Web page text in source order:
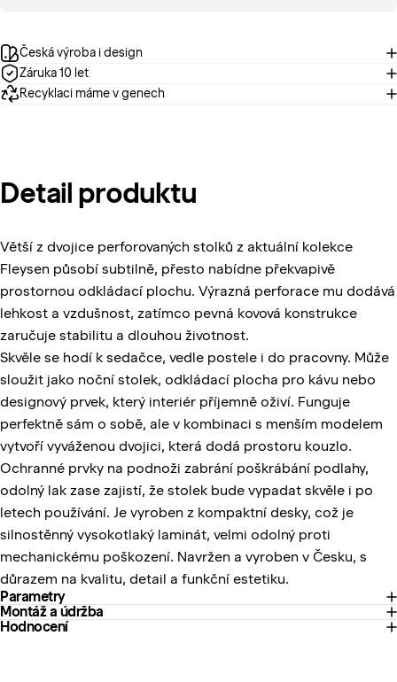
Česká výroba i design
Záruka 10 let
Recyklaci máme v genech
Detail produktu
Větší z dvojice perforovaných stolků z aktuální kolekce
Fleysen působí subtilně, přesto nabídne překvapivě
prostornou odkládací plochu. Výrazná perforace mu dodává
lehkost a vzdušnost, zatímco pevná kovová konstrukce
zaručuje stabilitu a dlouhou životnost.
Skvěle se hodí k sedačce, vedle postele i do pracovny. Může
sloužit jako noční stolek, odkládací plocha pro kávu nebo
designový prvek, který interiér příjemně oživí. Funguje
perfektně sám o sobě, ale v kombinaci s menším modelem
vytvoří vyváženou dvojici, která dodá prostoru kouzlo.
Ochranné prvky na podnoži zabrání poškrábání podlahy,
odolný lak zase zajistí, že stolek bude vypadat skvěle i po
letech používání. Je vyroben z kompaktní desky, což je
silnostěnný vysokotlaký laminát, velmi odolný proti
mechanickému poškození. Navržen a vyroben v Česku, s
důrazem na kvalitu, detail a funkční estetiku.
Parametry
Montáž a údržba
Hodnocení